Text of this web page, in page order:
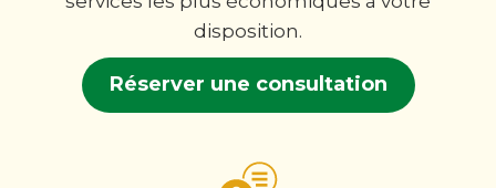
disposition.
Réserver une consultation